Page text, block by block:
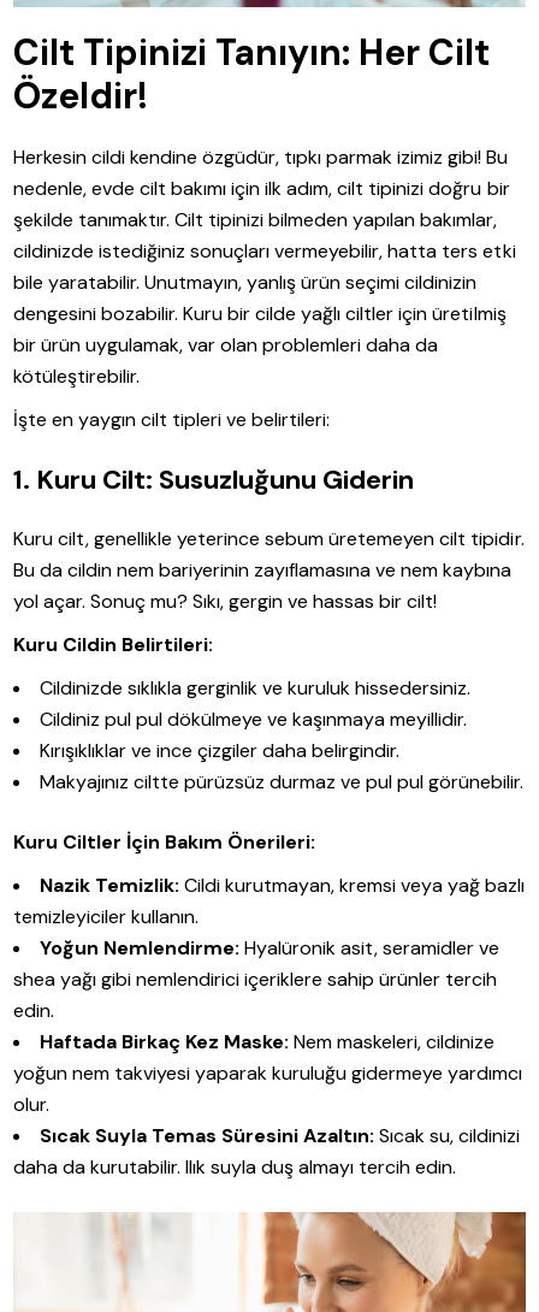
Cilt Tipinizi Tanıyın: Her Cilt
Özeldir!
Herkesin cildi kendine özgüdür, tıpkı parmak izimiz gibi! Bu
nedenle, evde cilt bakımı için ilk adım, cilt tipinizi doğru bir
şekilde tanımaktır. Cilt tipinizi bilmeden yapılan bakımlar,
cildinizde istediğiniz sonuçları vermeyebilir, hatta ters etki
bile yaratabilir. Unutmayın, yanlış ürün seçimi cildinizin
dengesini bozabilir. Kuru bir cilde yağlı ciltler için üretilmiş
bir ürün uygulamak, var olan problemleri daha da
kötüleştirebilir.
İşte en yaygın cilt tipleri ve belirtileri:
1. Kuru Cilt: Susuzluğunu Giderin
Kuru cilt, genellikle yeterince sebum üretemeyen cilt tipidir.
Bu da cildin nem bariyerinin zayıflamasına ve nem kaybına
yol açar. Sonuç mu? Sıkı, gergin ve hassas bir cilt!
Kuru Cildin Belirtileri:
Cildinizde sıklıkla gerginlik ve kuruluk hissedersiniz.
Cildiniz pul pul dökülmeye ve kaşınmaya meyillidir.
Kırışıklıklar ve ince çizgiler daha belirgindir.
Makyajınız ciltte pürüzsüz durmaz ve pul pul görünebilir.
Kuru Ciltler İçin Bakım Önerileri:
Nazik Temizlik: Cildi kurutmayan, kremsi veya yağ bazlı
temizleyiciler kullanın.
Yoğun Nemlendirme: Hyalüronik asit, seramidler ve
shea yağı gibi nemlendirici içeriklere sahip ürünler tercih
edin.
Haftada Birkaç Kez Maske: Nem maskeleri, cildinize
yoğun nem takviyesi yaparak kuruluğu gidermeye yardımcı
olur.
Sıcak Suyla Temas Süresini Azaltın: Sıcak su, cildinizi
daha da kurutabilir. Ilık suyla duş almayı tercih edin.